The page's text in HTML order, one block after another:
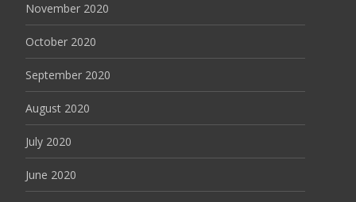
November 2020
October 2020
September 2020
August 2020
July 2020
June 2020